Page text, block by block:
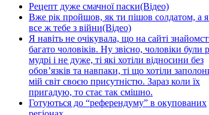
Рецепт дуже смачної паски(Відео)
Вже рік пройшов, як ти пішов солдатом, а
все ж тебе з війни(Відео)
Я навіть не очікувала, що на сайті
багато чоловіків. Ну звісно, чоловіки були
мудрі і не дуже, ті які хотіли відносини без
обов’язків та навпаки, ті що хотіли
мій світ своєю присутністю. Зараз коли їх
пригадую, то стає так смішно.
Готуються до “референдуму” в окупованих